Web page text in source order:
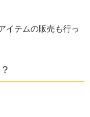
イテムの販売も行っ